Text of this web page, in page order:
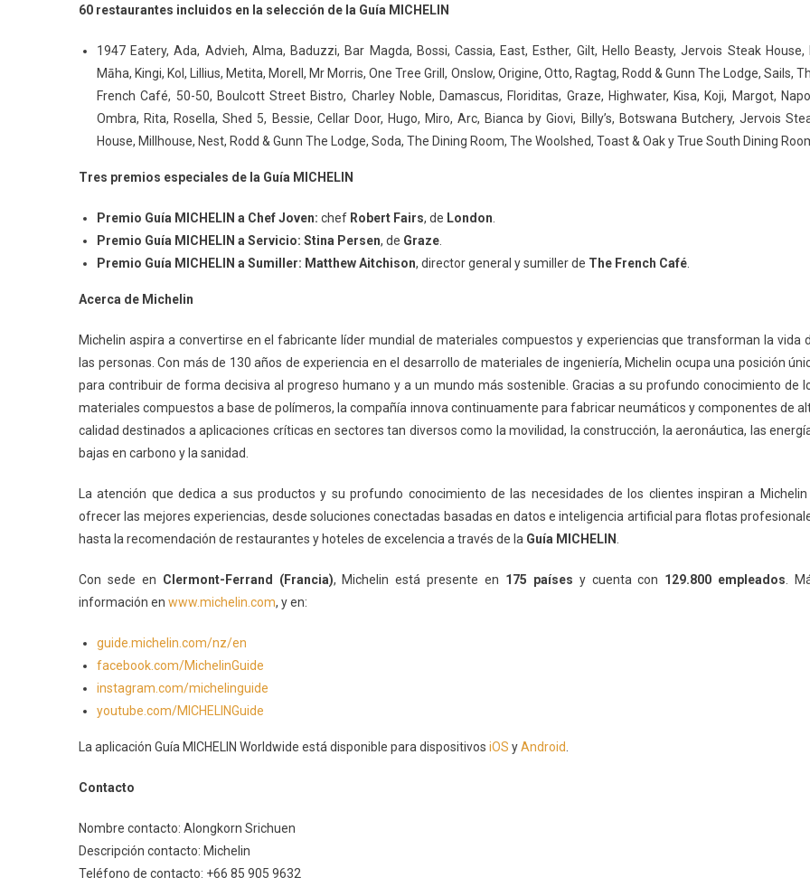
60 restaurantes incluidos en la selección de la Guía MICHELIN
1947 Eatery, Ada, Advieh, Alma, Baduzzi, Bar Magda, Bossi, Cassia, East, Esther, Gilt, Hello Beasty, Jervois Steak House,
Māha, Kingi, Kol, Lillius, Metita, Morell, Mr Morris, One Tree Grill, Onslow, Origine, Otto, Ragtag, Rodd & Gunn The Lodge, Sails,
French Café, 50-50, Boulcott Street Bistro, Charley Noble, Damascus, Floriditas, Graze, Highwater, Kisa, Koji, Margot,
Ombra, Rita, Rosella, Shed 5, Bessie, Cellar Door, Hugo, Miro, Arc, Bianca by Giovi, Billy’s, Botswana Butchery, Jervois
House, Millhouse, Nest, Rodd & Gunn The Lodge, Soda, The Dining Room, The Woolshed, Toast & Oak y True South Dining
Tres premios especiales de la Guía MICHELIN
Premio Guía MICHELIN a Chef Joven: chef Robert Fairs, de London
Premio Guía MICHELIN a Servicio: Stina Persen, de Graze
Premio Guía MICHELIN a Sumiller: Matthew Aitchison, director general y sumiller de The French Café
Acerca de Michelin
Michelin aspira a convertirse en el fabricante líder mundial de materiales compuestos y experiencias que transforman la vida
las personas. Con más de 130 años de experiencia en el desarrollo de materiales de ingeniería, Michelin ocupa una posición
para contribuir de forma decisiva al progreso humano y a un mundo más sostenible. Gracias a su profundo conocimiento de
materiales compuestos a base de polímeros, la compañía innova continuamente para fabricar neumáticos y componentes de
calidad destinados a aplicaciones críticas en sectores tan diversos como la movilidad, la construcción, la aeronáutica, las
bajas en carbono y la sanidad.
La atención que dedica a sus productos y su profundo conocimiento de las necesidades de los clientes inspiran a Michelin
ofrecer las mejores experiencias, desde soluciones conectadas basadas en datos e inteligencia artificial para flotas
hasta la recomendación de restaurantes y hoteles de excelencia a través de la Guía MICHELIN
Con sede en Clermont-Ferrand (Francia), Michelin está presente en 175 países y cuenta con 129.800 empleados .
información en www.michelin.com, y en:
guide.michelin.com/nz/en
facebook.com/MichelinGuide
instagram.com/michelinguide
youtube.com/MICHELINGuide
La aplicación Guía MICHELIN Worldwide está disponible para dispositivos iOS yAndroid
Contacto
Nombre contacto: Alongkorn Srichuen
Descripción contacto: Michelin
Teléfono de contacto: +66 85 905 9632